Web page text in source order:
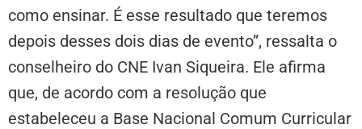
como ensinar. É esse resultado que teremos
depois desses dois dias de evento”, ressalta o
conselheiro do CNE Ivan Siqueira. Ele afirma
que, de acordo com a resolução que
estabeleceu a Base Nacional Comum Curricular